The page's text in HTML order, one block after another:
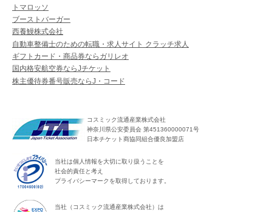
トマロッソ
ブーストバーガー
西養鰻株式会社
自動車整備士のための転職・求人サイト クラッチ求人
ギフトカード・商品券ならガリレオ
国内格安航空券ならJチケット
株主優待券番号販売ならJ・コード
コスミック流通産業株式会社
神奈川県公安委員会 第451360000071号
日本チケット商協同組合優良加盟店
当社は個人情報を大切に取り扱うことを
社会的責任と考え
プライバシーマークを取得しております。
当社（コスミック流通産業株式会社）は